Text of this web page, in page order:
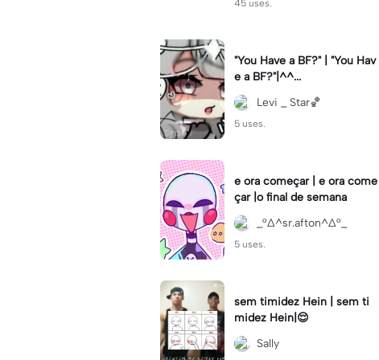
45 uses.
"You Have a BF?" | "You Hav
e a BF?"|^^...
Levi _ Star🏀
5 uses.
e ora começar | e ora come
çar |o final de semana
_°∆^sr.afton^∆°_
5 uses.
sem timidez Hein | sem ti
midez Hein|😌
Sally